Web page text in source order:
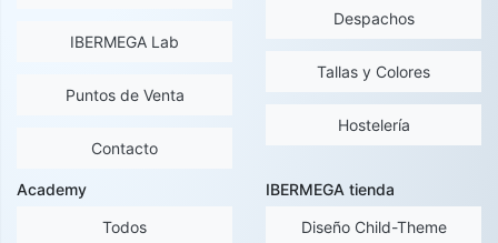
IBERMEGA Lab
Puntos de Venta
Contacto
Despachos
Tallas y Colores
Hostelería
Academy
Todos
IBERMEGA tienda
Diseño Child-Theme